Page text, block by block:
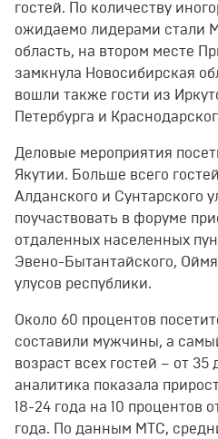
гостей. По количеству
ожидаемо лидерами стали
область, на втором месте
замкнула Новосибирская
вошли также гости из
Петербурга и
Деловые мероприятия
Якутии. Больше всего
Алданского и Сунтарского
поучаствовать в форуме
отдаленных населенных
Эвено-Бытантайского,
улусов республики.
Около 60 процентов
составили мужчины, а
возраст всех гостей – от 35
аналитика показала
18-24 года на 10 процентов
года. По данным МТС,